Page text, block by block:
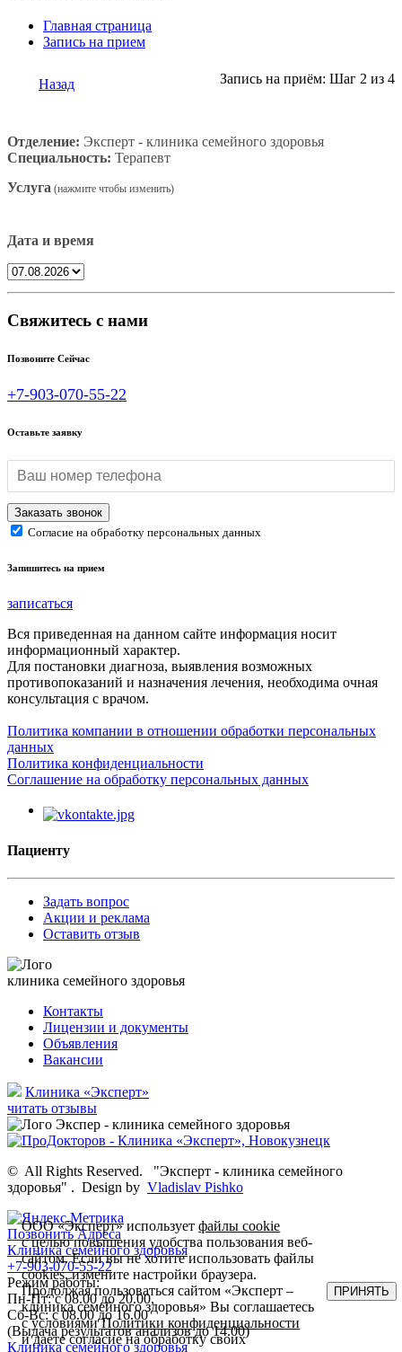
Главная страница
Запись на прием
Назад Запись на приём: Шаг 2 из 4
Отделение: Эксперт - клиника семейного здоровья
Специальность: Терапевт
Услуга
Дата и время
Свяжитесь с нами
Позвоните Сейчас
+7-903-070-55-22
Оставьте заявку
Согласие на обработку персональных данных
Запишитесь на прием
записаться
Вся приведенная на данном сайте информация носит
информационный характер.
Для постановки диагноза, выявления возможных
противопоказаний и назначения лечения, необходима очная
консультация с врачом.
Политика компании в отношении обработки персональных
данных
Политика конфиденциальности
Соглашение на обработку персональных данных
Пациенту
Задать вопрос
Акции и реклама
Оставить отзыв
клиника семейного здоровья
Контакты
Лицензии и документы
Объявления
Вакансии
Клиника «Эксперт»
читать отзывы
© All Rights Reserved.
"Эксперт - клиника семейного
здоровья" . Design by Vladislav Pishko
Позвонить Адреса
Клиника семейного здоровья
+7-903-070-55-22
Режим работы:
Пн-Пт: с 08.00 до 20.00,
Сб-Вс: с 08.00 до 16.00
(Выдача результатов анализов до 14.00)
Клиника семейного здоровья
ООО «Эксперт» используетфайлы cookie
с целью повышения удобства пользования веб-
сайтом. Если вы не хотите использовать файлы
cookies, измените настройки браузера.
Продолжая пользоваться сайтом «Эксперт –
клиника семейного здоровья» Вы соглашаетесь
с условиямиПолитики конфиденциальности
и даете согласие на обработку своих
ПРИНЯТЬ